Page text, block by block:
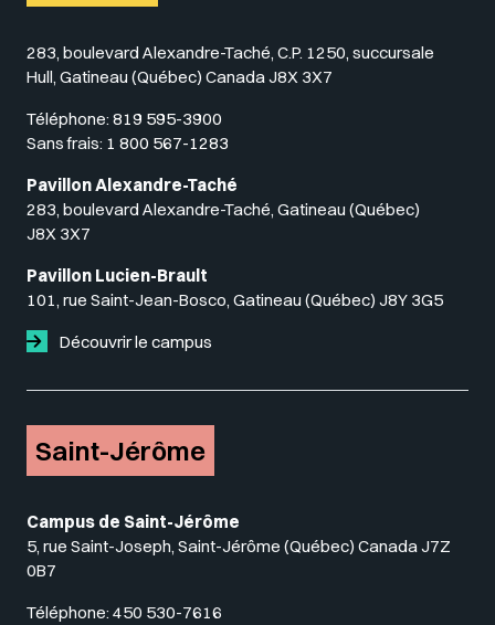
283, boulevard Alexandre-Taché, C.P. 1250, succursale
Hull, Gatineau (Québec) Canada J8X 3X7
Téléphone: 819 595-3900
Sans frais: 1 800 567-1283
Pavillon Alexandre-Taché
283, boulevard Alexandre-Taché, Gatineau (Québec)
J8X 3X7
Pavillon Lucien-Brault
101, rue Saint-Jean-Bosco, Gatineau (Québec) J8Y 3G5
Découvrir le campus
Saint-Jérôme
Campus de Saint-Jérôme
5, rue Saint-Joseph, Saint-Jérôme (Québec) Canada J7Z
0B7
Téléphone: 450 530-7616